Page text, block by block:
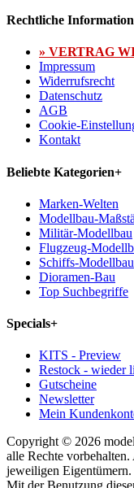
Rechtliche
» VERTRAG
Impressum
Widerrufsrecht
Datenschutz
AGB
Cookie-
Kontakt
Beliebte Kategorien+
Marken-Welten
Modellbau-
Militär-Modellbau
Flugzeug-
Schiffs-Modellbau
Dioramen-Bau
Top Suchbegriffe
Specials+
KITS - Preview
Restock - wieder
Gutscheine
Newsletter
Mein
Copyright © 2026
alle Rechte
jeweiligen Eigentümern.